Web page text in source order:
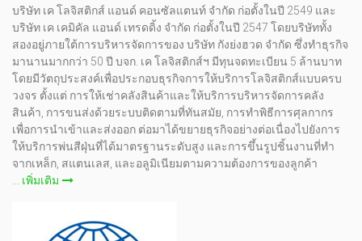
บริษัท เค โลจิสติกส์ แอนด์ คอนซัลแตนท์ จำกัด ก่อตั้งในปี 2549 และ
บริษัท เค เคมิคัล แอนด์ เทรดดิ้ง จำกัด ก่อตั้งในปี 2547 โดยบริษัททั้ง
สองอยู่ภายใต้การบริหารจัดการของ บริษัท กังย่งฮวด จำกัด ซึ่งทำธุรกิจ
มานานมากกว่า 50 ปี บจก. เค โลจิสติกส์ฯ มีทุนจดทะเบียน 5 ล้านบาท
โดยมีวัตถุประสงค์เพื่อประกอบธุรกิจการให้บริการโลจิสติกส์แบบครบ
วงจร ตั้งแต่ การให้เช่าคลังสินค้าและให้บริการบริหารจัดการคลัง
สินค้า, การขนส่งด้วยระบบติดตามที่ทันสมัย, การทำพิธีการศุลกากร
เพื่อการนำเข้าและส่งออก ต่อมาได้ขยายธุรกิจอย่างต่อเนื่องไปยังการ
ให้บริการพ่นสีฝุ่นที่ได้มาตรฐานระดับสูง และการขึ้นรูปชิ้นงานที่ทำ
จากเหล็ก, สแตนเลส, และอลูมิเนียมตามความต้องการของลูกค้า
เพิ่มเติม